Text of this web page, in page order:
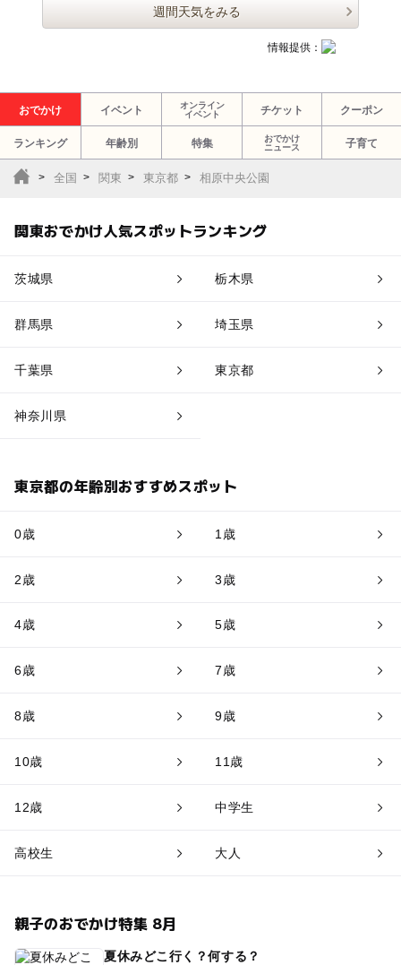
週間天気をみる
情報提供：
おでかけ イベント
オンライン
イベント
チケット クーポン
ランキング 年齢別 特集
おでかけ
ニュース
子育て
全国 関東 東京都 相原中央公園
関東おでかけ人気スポットランキング
茨城県 栃木県
群馬県 埼玉県
千葉県 東京都
神奈川県
東京都の年齢別おすすめスポット
0歳 1歳
2歳 3歳
4歳 5歳
6歳 7歳
8歳 9歳
10歳 11歳
12歳 中学生
高校生 大人
親子のおでかけ特集 8月
夏休みどこ行く？何する？